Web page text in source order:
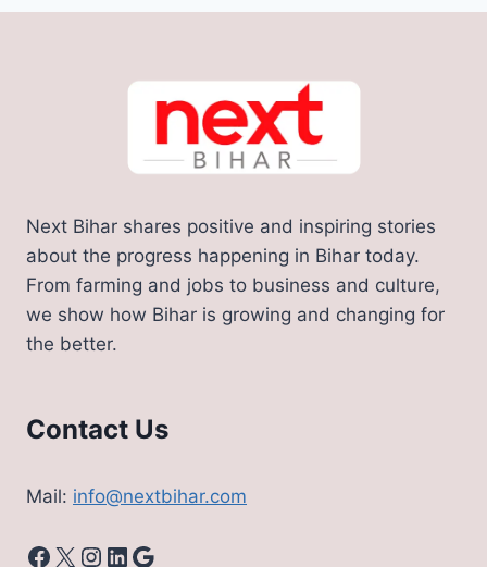
Next Bihar shares positive and inspiring stories
about the progress happening in Bihar today.
From farming and jobs to business and culture,
we show how Bihar is growing and changing for
the better.
Contact Us
Mail: info@nextbihar.com
Facebook
X Instagram
LinkedIn
Google